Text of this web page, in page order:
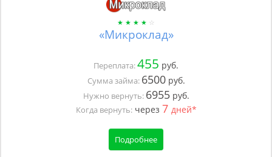
«Микроклад»
Переплата:455 руб.
Сумма займа: 6500руб.
Нужно вернуть: 6955руб.
Когда вернуть:через 7 дней*
Подробнее